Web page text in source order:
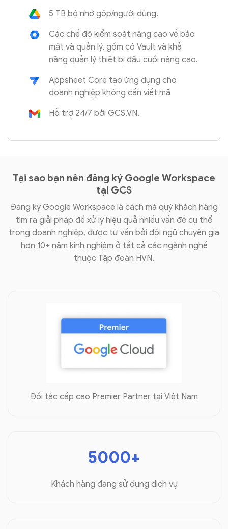
5 TB bộ nhớ gộp/người dùng.
Các chế độ kiểm soát nâng cao về bảo
mật và quản lý, gồm có Vault và khả
năng quản lý thiết bị đầu cuối nâng cao.
Appsheet Core tạo ứng dụng cho
doanh nghiệp không cần viết mã
Hỗ trợ 24/7 bởi GCS.VN.
Tại sao bạn nên đăng ký Google Workspace
tại GCS
Đăng ký Google Workspace là cách mà quý khách hàng
tìm ra giải pháp để xử lý hiệu quả nhiều vấn đề cụ thể
trong doanh nghiệp, được tư vấn bởi đội ngũ chuyên gia
hơn 10+ năm kinh nghiệm ở tất cả các ngành nghề
thuộc Tập đoàn HVN.
Đối tác cấp cao Premier Partner tại Việt Nam
5000+
Khách hàng đang sử dụng dịch vụ